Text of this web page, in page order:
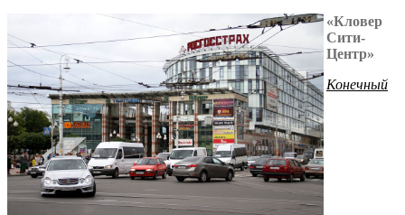
«Кловер
Сити-
Центр»
Конечный